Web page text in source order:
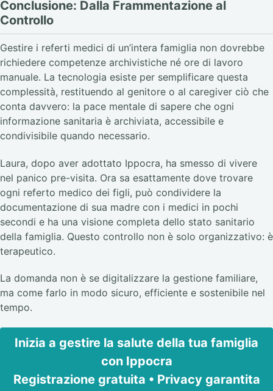
Conclusione: Dalla Frammentazione al
Controllo
Gestire i referti medici di un’intera famiglia non dovrebbe
richiedere competenze archivistiche né ore di lavoro
manuale. La tecnologia esiste per semplificare questa
complessità, restituendo al genitore o al caregiver ciò che
conta davvero: la pace mentale di sapere che ogni
informazione sanitaria è archiviata, accessibile e
condivisibile quando necessario.
Laura, dopo aver adottato Ippocra, ha smesso di vivere
nel panico pre-visita. Ora sa esattamente dove trovare
ogni referto medico dei figli, può condividere la
documentazione di sua madre con i medici in pochi
secondi e ha una visione completa dello stato sanitario
della famiglia. Questo controllo non è solo organizzativo: è
terapeutico.
La domanda non è se digitalizzare la gestione familiare,
ma come farlo in modo sicuro, efficiente e sostenibile nel
tempo.
Inizia a gestire la salute della tua famiglia
con Ippocra
Registrazione gratuita • Privacy garantita